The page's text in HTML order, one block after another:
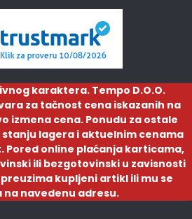
karaktera. Tempo D.O.O.
za tačnost cena iskazanih na
izmena cena. Ponudu za ostale
lagera i aktuelnim cenama
Pored online plaćanja karticama,
ili bezgotovinski u zavisnosti
kupljeni artikl ili mu se
na navedenu adresu.